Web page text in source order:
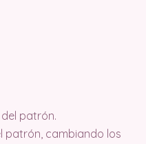
patrón.
patrón, cambiando los